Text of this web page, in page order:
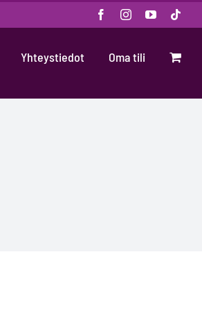
FacebookInstagramYouTube
Yhteystiedot Oma tili